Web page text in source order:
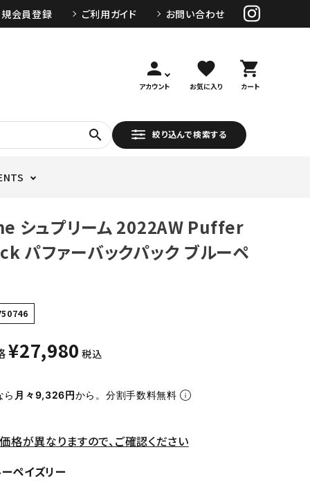
会員登録 ご利用ガイド お問い合わせ
person
アカウント
favorite
お気に入り
shopping_cart
カート
search 絞り込んで検索する
シュプリーム 2022AW Puffer
パファーバックパック ブルーペ
¥27,980 税込
ら 月々9,326円から。分割手数料無料
格が異なりますので、ご確認ください
ペイズリー